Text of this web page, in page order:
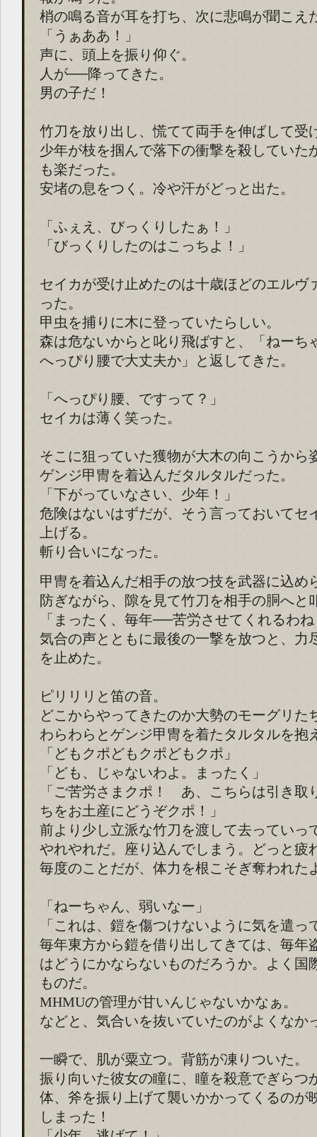
梢の鳴る音が耳を打ち、次に悲鳴が聞こえ
「うぁああ！」
声に、頭上を振り仰ぐ。
人が──降ってきた。
男の子だ！
竹刀を放り出し、慌てて両手を伸ばして受
少年が枝を掴んで落下の衝撃を殺していた
も楽だった。
安堵の息をつく。冷や汗がどっと出た。
「ふぇえ、びっくりしたぁ！」
「びっくりしたのはこっちよ！」
セイカが受け止めたのは十歳ほどのエルヴ
った。
甲虫を捕りに木に登っていたらしい。
森は危ないからと叱り飛ばすと、「ねーち
へっぴり腰で大丈夫か」と返してきた。
「へっぴり腰、ですって？」
セイカは薄く笑った。
そこに狙っていた獲物が大木の向こうから
ゲンジ甲冑を着込んだタルタルだった。
「下がっていなさい、少年！」
危険はないはずだが、そう言っておいてセ
上げる。
斬り合いになった。
甲冑を着込んだ相手の放つ技を武器に込め
防ぎながら、隙を見て竹刀を相手の胴へと
「まったく、毎年──苦労させてくれるわ
気合の声とともに最後の一撃を放つと、力
を止めた。
ピリリリと笛の音。
どこからやってきたのか大勢のモーグリた
わらわらとゲンジ甲冑を着たタルタルを抱
「どもクポどもクポどもクポ」
「ども、じゃないわよ。まったく」
「ご苦労さまクポ！ あ、こちらは引き取
ちをお土産にどうぞクポ！」
前より少し立派な竹刀を渡して去っていっ
やれやれだ。座り込んでしまう。どっと疲
毎度のことだが、体力を根こそぎ奪われた
「ねーちゃん、弱いなー」
「これは、鎧を傷つけないように気を遣っ
毎年東方から鎧を借り出してきては、毎年
はどうにかならないものだろうか。よく国
ものだ。
MHMUの管理が甘いんじゃないかなぁ。
などと、気合いを抜いていたのがよくなか
一瞬で、肌が粟立つ。背筋が凍りついた。
振り向いた彼女の瞳に、瞳を殺意でぎらつ
体、斧を振り上げて襲いかかってくるのが
しまった！